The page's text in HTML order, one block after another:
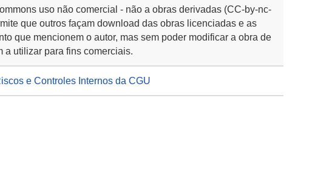
uso não comercial - não a obras derivadas (CC-by-nc-
que outros façam download das obras licenciadas e as
que mencionem o autor, mas sem poder modificar a obra de
a utilizar para fins comerciais.
e Controles Internos da CGU